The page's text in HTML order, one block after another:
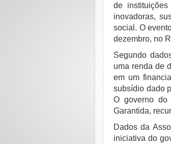
de
inovadoras,
social. O
dezembro, no
Segundo
uma renda de
em um
subsídio dado
O governo do
Garantida,
Dados da
iniciativa do